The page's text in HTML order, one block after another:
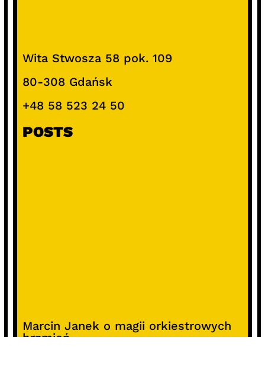
Wita Stwosza 58 pok. 109
80-308 Gdańsk
+48 58 523 24 50
POSTS
Marcin Janek o magii orkiestrowych
brzmień